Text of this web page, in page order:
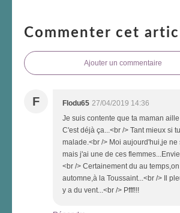
Commenter cet
Ajouter un commentaire
F Flodu65 27/04/2019 14:36
Je suis contente que ta maman
C'est déjà ça...<br /> Tant mieux si
malade.<br /> Moi aujourd'hui,je ne
mais j'ai une de ces
<br /> Certainement du au
automne,à la Toussaint...<br /> Il
y a du vent...<br /> Pfff!!!